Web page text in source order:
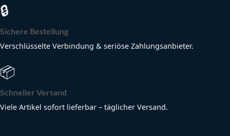
🔒
Sichere Bestellung
Verschlüsselte Verbindung & seriöse Zahlungsanbieter.
📦
Schneller Versand
Viele Artikel sofort lieferbar – täglicher Versand.